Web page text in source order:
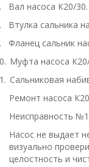
Вал насоса К20/30.
Втулка сальника
Фланец сальник
Муфта насоса
Сальниковая
Ремонт насоса
Неисправность №1
Насос не выдает
визуально
целостность и